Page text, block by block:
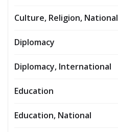
Culture, Religion, National
Diplomacy
Diplomacy, International
Education
Education, National